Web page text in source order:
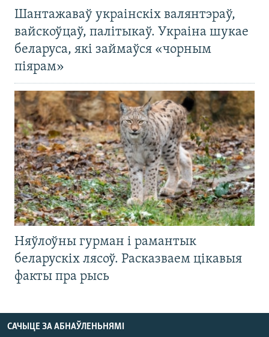
Шантажаваў украінскіх валянтэраў,
вайскоўцаў, палітыкаў. Украіна шукае
беларуса, які займаўся «чорным
піярам»
Няўлоўны гурман і рамантык
беларускіх лясоў. Расказваем цікавыя
факты пра рысь
САЧЫЦЕ ЗА АБНАЎЛЕНЬНЯМІ